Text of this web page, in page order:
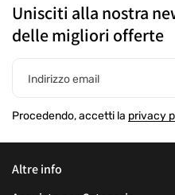
Unisciti alla nostra
delle migliori offerte
Indirizzo email
Procedendo, accetti la privacy
Altre info